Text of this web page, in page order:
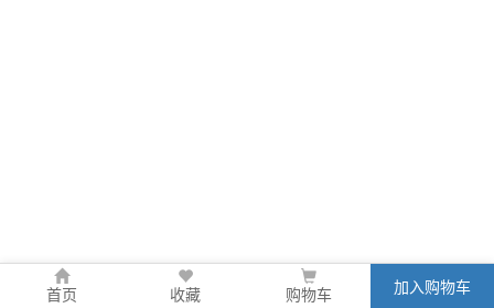
首页 收藏 购物车 加入购物车